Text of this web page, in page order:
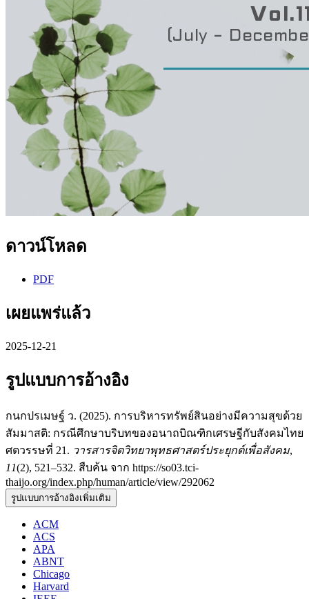
ดาวน์โหลด
PDF
เผยแพร่แล้ว
2025-12-21
รูปแบบการอ้างอิง
กนกปรเมษฐ์ ว. (2025). การบริหารทรัพย์สินอย่างมีความสุขด้วย
สัมมาสติ: กรณีศึกษาบริบทของอนาถบิณฑิกเศรษฐีกับสังคมไทย
ศตวรรษที่ 21. วารสารจิตวิทยาพุทธศาสตร์ประยุกต์เพื่อสังคม,
11(2), 521–532. สืบค้น จาก https://so03.tci-
thaijo.org/index.php/human/article/view/292062
รูปแบบการอ้างอิงเพิ่มเติม
ACM
ACS
APA
ABNT
Chicago
Harvard